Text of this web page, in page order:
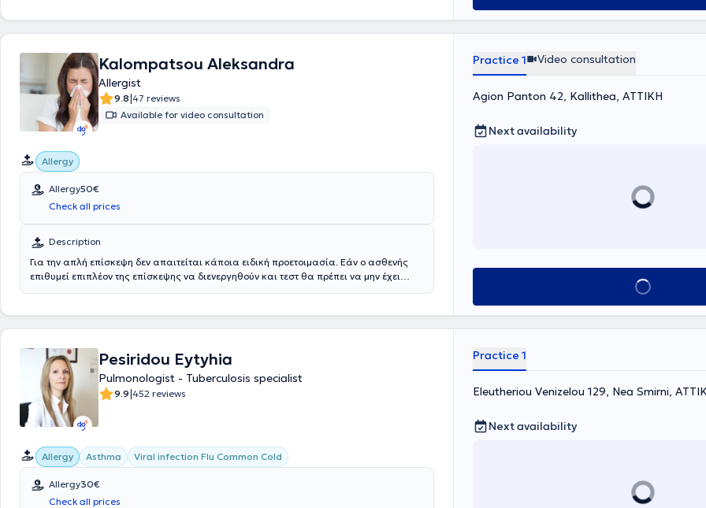
είναι επεμβατικές πράξεις, με την έννοια ότι γίνεται κάποια χορήγηση με σύριγγα. Το
πλάνο θεραπείας είναι εξατομικευμένο ανάλογα με τις ανάγκες του κάθε
περιστατικού. Δίνονται αναλυτικές οδηγίες στην επίσκεψη των ασθενών από τον
Kalompatsou Aleksandra
Allergist
9.8|47 reviews
Available for video consultation
Allergy
Allergy50€
Check all prices
Description
Για την απλή επίσκεψη δεν απαιτείται κάποια ειδική προετοιμασία. Εάν ο ασθενής
επιθυμεί επιπλέον της επίσκεψης να διενεργηθούν και τεστ θα πρέπει να μην έχει
κνίδωση, η ατοπική δερματίτιδα, η τροφική αλλεργία, η φαρμακευτική αλλεργία, η
αλλεργία σε νυγμούς εντόμων, η αλλεργία στο γάλα (νεογνά - βρέφη), η τροφική
αλλεργία (βρέφη - νήπια - παιδιά) και η σχέση ατοπικής δερματίτιδας με διατροφή.
Practice 1 Video consultation
Agion Panton 42, Kallithea, ΑΤΤΙΚΗ
Next availability
Book appointment
Pesiridou Eytyhia
Pulmonologist - Tuberculosis specialist
9.9|452 reviews
Allergy Asthma Viral infection Flu Common Cold
Allergy30€
Check all prices
Practice 1
Eleutheriou Venizelou 129, Nea Smirni,
Next availability